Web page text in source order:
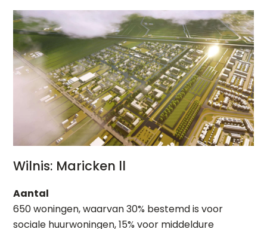
Wilnis: Maricken ll
Aantal
650 woningen, waarvan 30% bestemd is voor
sociale huurwoningen, 15% voor middeldure